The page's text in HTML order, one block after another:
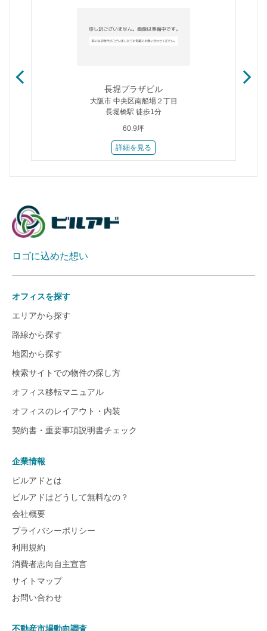
長堀プラザビル
大阪市 中央区南船場２丁目
長堀橋駅 徒歩1分
60.9坪
詳細を見る
ロゴに込めた想い
オフィスを探す
エリアから探す
路線から探す
地図から探す
検索サイトでの物件の探し方
オフィス移転マニュアル
オフィスのレイアウト・内装
契約書・重要事項説明書チェック
企業情報
ビルアドとは
ビルアドはどうして無料なの？
会社概要
プライバシーポリシー
利用規約
消費者志向自主宣言
サイトマップ
お問い合わせ
不動産市場動向調査